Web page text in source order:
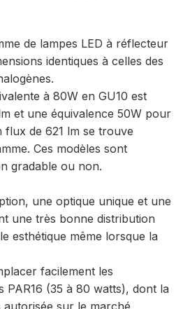
de lampes LED à réflecteur
identiques à celles des
à 80W en GU10 est
et une équivalence 50W pour
flux de 621 lm se trouve
Ces modèles sont
gradable ou non.
une optique unique et une
une très bonne distribution
esthétique même lorsque la
facilement les
PAR16 (35 à 80 watts), dont la
autorisée sur le marché